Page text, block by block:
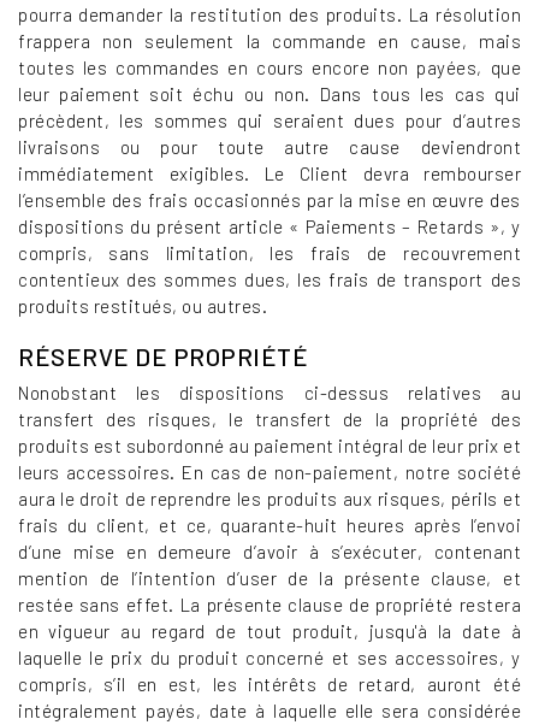
pourra demander la restitution des produits. La résolution
frappera non seulement la commande en cause, mais
toutes les commandes en cours encore non payées, que
leur paiement soit échu ou non. Dans tous les cas qui
précèdent, les sommes qui seraient dues pour d’autres
livraisons ou pour toute autre cause deviendront
immédiatement exigibles. Le Client devra rembourser
l’ensemble des frais occasionnés par la mise en œuvre des
dispositions du présent article « Paiements – Retards », y
compris, sans limitation, les frais de recouvrement
contentieux des sommes dues, les frais de transport des
produits restitués, ou autres.
RÉSERVE DE PROPRIÉTÉ
Nonobstant les dispositions ci-dessus relatives au
transfert des risques, le transfert de la propriété des
produits est subordonné au paiement intégral de leur prix et
leurs accessoires. En cas de non-paiement, notre société
aura le droit de reprendre les produits aux risques, périls et
frais du client, et ce, quarante-huit heures après l’envoi
d’une mise en demeure d’avoir à s’exécuter, contenant
mention de l’intention d’user de la présente clause, et
restée sans effet. La présente clause de propriété restera
en vigueur au regard de tout produit, jusqu'à la date à
laquelle le prix du produit concerné et ses accessoires, y
compris, s’il en est, les intérêts de retard, auront été
intégralement payés, date à laquelle elle sera considérée